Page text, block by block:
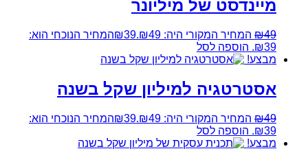
מיינדסט של מיליונר
₪49 המחיר המקורי היה: ₪49. ₪39
המחיר הנוכחי הוא:
₪39. הוספה לסל
מבצע!
אסטרטגיה למיליון שקל בשנה
₪49 המחיר המקורי היה: ₪49. ₪39
המחיר הנוכחי הוא:
₪39. הוספה לסל
מבצע!